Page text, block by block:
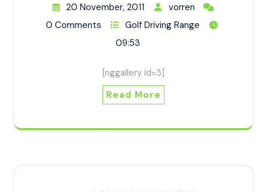
20 November, 2011
vorren
0 Comments
Golf Driving Range
09:53
[nggallery id=3]
Read More